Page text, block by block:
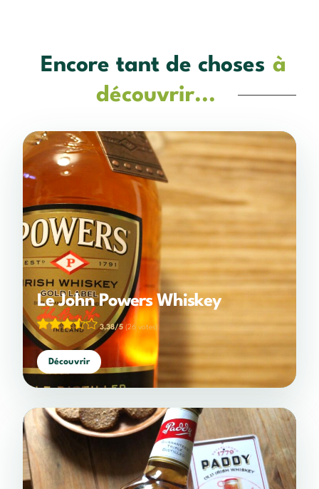
Encore tant de choses à
découvrir...
Le John Powers Whiskey
3,38/5 (26 votes)
Découvrir